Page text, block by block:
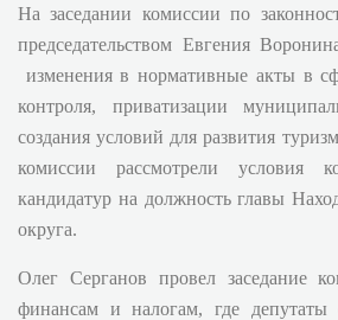
На заседании комиссии по
председательством Евгения
изменения в нормативные акты в
контроля, приватизации
создания условий для развития
комиссии рассмотрели условия
кандидатур на должность главы
округа.
Олег Серганов провел заседание
финансам и налогам, где депутаты